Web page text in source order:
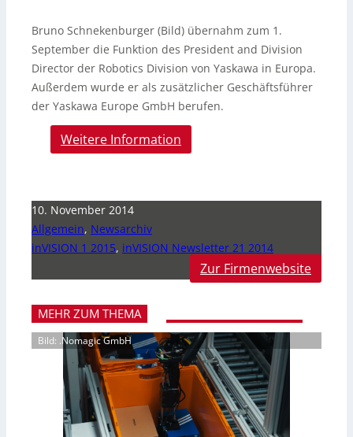
Bruno Schnekenburger (Bild) übernahm zum 1.
September die Funktion des President and Division
Director der Robotics Division von Yaskawa in Europa.
Außerdem wurde er als zusätzlicher Geschäftsführer
der Yaskawa Europe GmbH berufen.
Weitere Information
10. November 2014
Allgemein, Newsarchiv
inVISION 1 2015, inVISION Newsletter 21 2014
Zur Firmenwebsite
MEHR ZUM THEMA
Bild: .Nomagic GmbH